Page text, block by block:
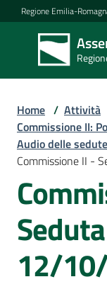
Vai al contenuto
Vai alla navigazione
Vai al footer
Regione Emilia-
Regione
Assemblea
Attività
Argomenti
Home / Attività
Commissione II:
Audio delle sedute
Commissione II -
12/